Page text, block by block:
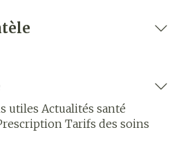
utiles Actualités santé
Tarifs des soins